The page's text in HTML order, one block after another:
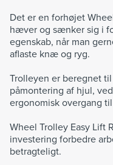
Det er en forhøjet
hæver og sænker sig i
egenskab, når man
aflaste knæ og ryg.
Trolleyen er beregnet
påmontering af hjul,
ergonomisk overgang
Wheel Trolley Easy Lift
investering forbedre
betragteligt.